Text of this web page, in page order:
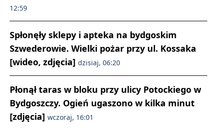
12:59
Spłonęły sklepy i apteka na bydgoskim
Szwederowie. Wielki pożar przy ul. Kossaka
[wideo, zdjęcia] dzisiaj, 06:20
Płonął taras w bloku przy ulicy Potockiego w
Bydgoszczy. Ogień ugaszono w kilka minut
[zdjęcia] wczoraj, 16:01